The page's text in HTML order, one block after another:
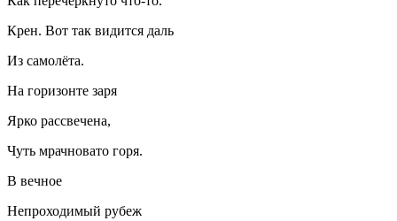
Крен. Вот так видится даль
Из самолёта.
На горизонте заря
Ярко рассвечена,
Чуть мрачновато горя.
В вечное
Непроходимый рубеж